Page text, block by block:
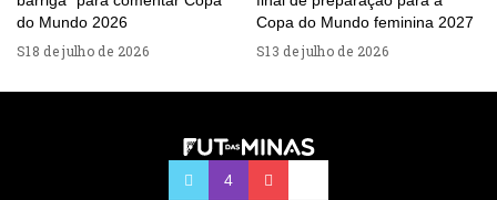
do Mundo 2026
18 de julho de 2026
Copa do Mundo feminina 2027
13 de julho de 2026